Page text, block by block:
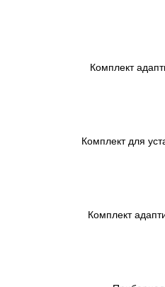
Комплект
Комплект для
Комплект